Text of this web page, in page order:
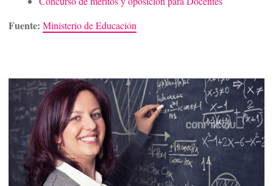
Fuente: Ministerio de Educación